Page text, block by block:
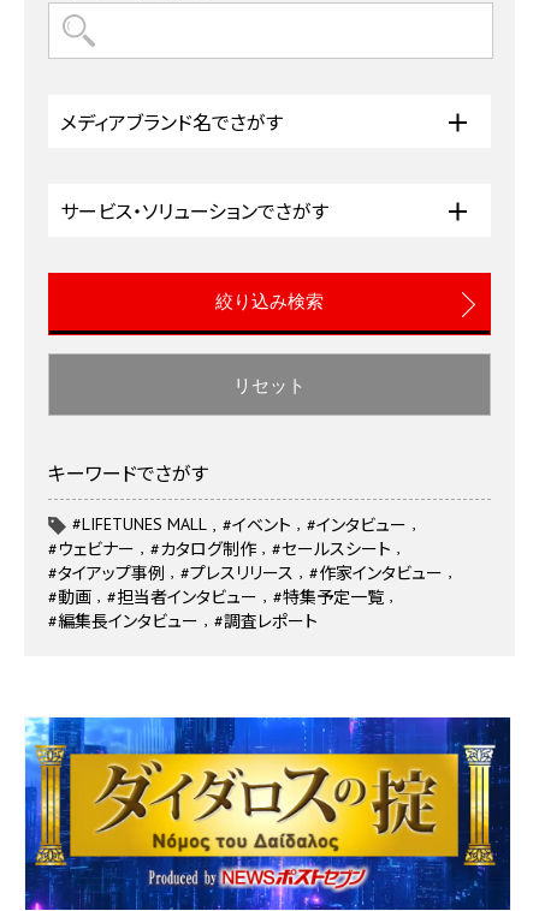
メディアブランド名でさがす
サービス・ソリューションでさがす
リセット
キーワードでさがす
#LIFETUNES MALL #イベント
#インタビュー
#ウェビナー
#カタログ制作
#セールスシート
#タイアップ事例
#プレスリリース
#作家インタビュー
#動画
#担当者インタビュー
#特集予定一覧
#編集長インタビュー
#調査レポート